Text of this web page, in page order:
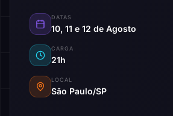
DATAS
10, 11 e 12 de Agosto
CARGA
21h
LOCAL
São Paulo/SP